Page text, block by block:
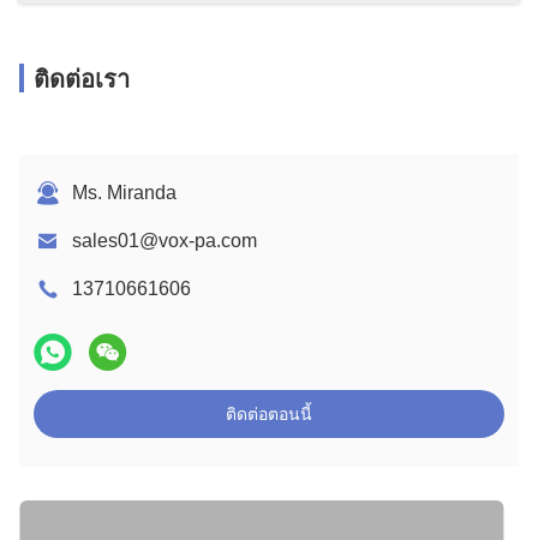
ติดต่อเรา
Ms. Miranda
sales01@vox-pa.com
13710661606
ติดต่อตอนนี้